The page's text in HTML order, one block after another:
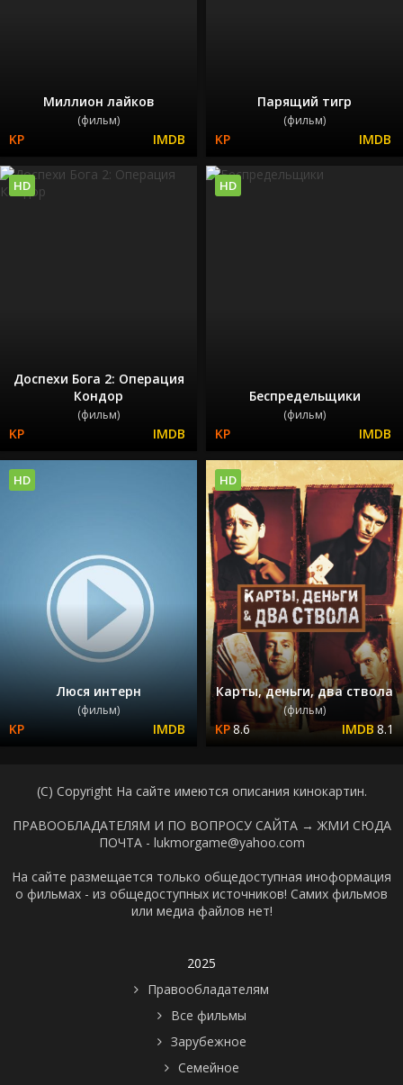
Миллион лайков
(фильм)
Парящий тигр
(фильм)
Доспехи Бога 2: Операция
Кондор
(фильм)
HD
Беспредельщики
(фильм)
HD
Люся интерн
(фильм)
HD
Карты, деньги, два ствола
(фильм)
8.6 8.1
HD
(C) Copyright На сайте имеются описания кинокартин.
ПРАВООБЛАДАТЕЛЯМ И ПО ВОПРОСУ САЙТА → ЖМИ СЮДА
ПОЧТА - lukmorgame@yahoo.com
На сайте размещается только общедоступная иноформация
о фильмах - из общедоступных источников! Самих фильмов
или медиа файлов нет!
2025
Правообладателям
Все фильмы
Зарубежное
Семейное